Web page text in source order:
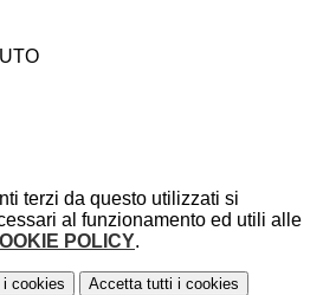
terzi da questo utilizzati si
al funzionamento ed utili alle
POLICY.
i cookies Accetta tutti i cookies